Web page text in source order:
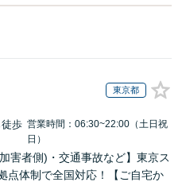
東京都
歩 営業時間：06:30~22:00（土日祝
日）
害者側)・交通事故など】東京ス
点体制で全国対応！【ご自宅か